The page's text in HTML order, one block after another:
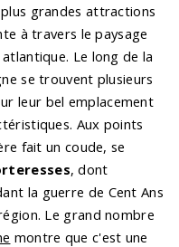
grandes attractions
à travers le paysage
Le long de la
se trouvent plusieurs
leur bel emplacement
Aux points
fait un coude, se
, dont
la guerre de Cent Ans
Le grand nombre
montre que c'est une